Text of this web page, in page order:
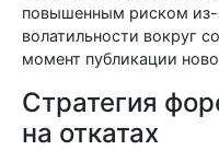
повышенным риском из-
волатильности вокруг
момент публикации
Стратегия
на откатах